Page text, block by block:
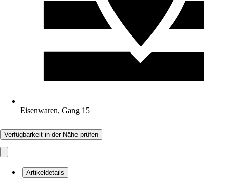
Eisenwaren, Gang 15
Verfügbarkeit in der Nähe prüfen
Artikeldetails